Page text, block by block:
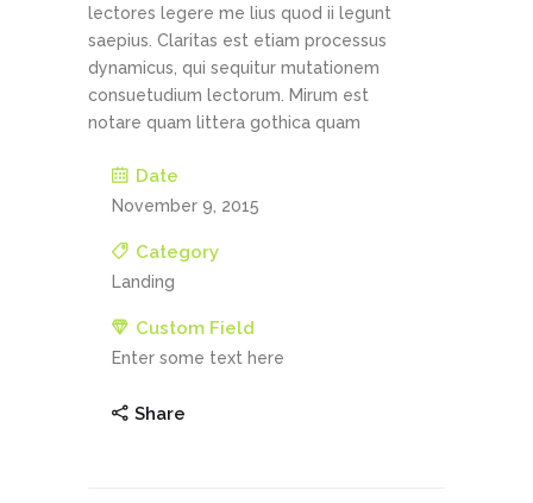
lectores legere me lius quod ii legunt
saepius. Claritas est etiam processus
dynamicus, qui sequitur mutationem
consuetudium lectorum. Mirum est
notare quam littera gothica quam
Date
November 9, 2015
Category
Landing
Custom Field
Enter some text here
Share